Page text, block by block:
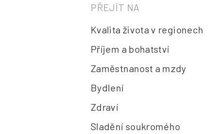
PŘEJÍT NA
Kvalita života v regionech
Příjem a bohatství
Zaměstnanost a mzdy
Bydlení
Zdraví
Sladění soukromého